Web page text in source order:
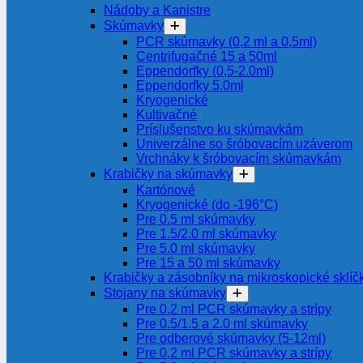
Nádoby a Kanistre
Skúmavky
PCR skúmavky (0,2 ml a 0,5ml)
Centrifugačné 15 a 50ml
Eppendorfky (0,5-2.0ml)
Eppendorfky 5.0ml
Kryogenické
Kultivačné
Príslušenstvo ku skúmavkám
Univerzálne so šróbovacím uzáverom
Vrchnáky k šróbovacím skúmavkám
Krabičky na skúmavky
Kartónové
Kryogenické (do -196°C)
Pre 0.5 ml skúmavky
Pre 1.5/2.0 ml skúmavky
Pre 5.0 ml skúmavky
Pre 15 a 50 ml skúmavky
Krabičky a zásobníky na mikroskopické
Stojany na skúmavky
Pre 0.2 ml PCR skúmavky a strípy
Pre 0.5/1.5 a 2.0 ml skúmavky
Pre odberové skúmavky (5-12ml)
Pre 0,2 ml PCR skúmavky a strípy